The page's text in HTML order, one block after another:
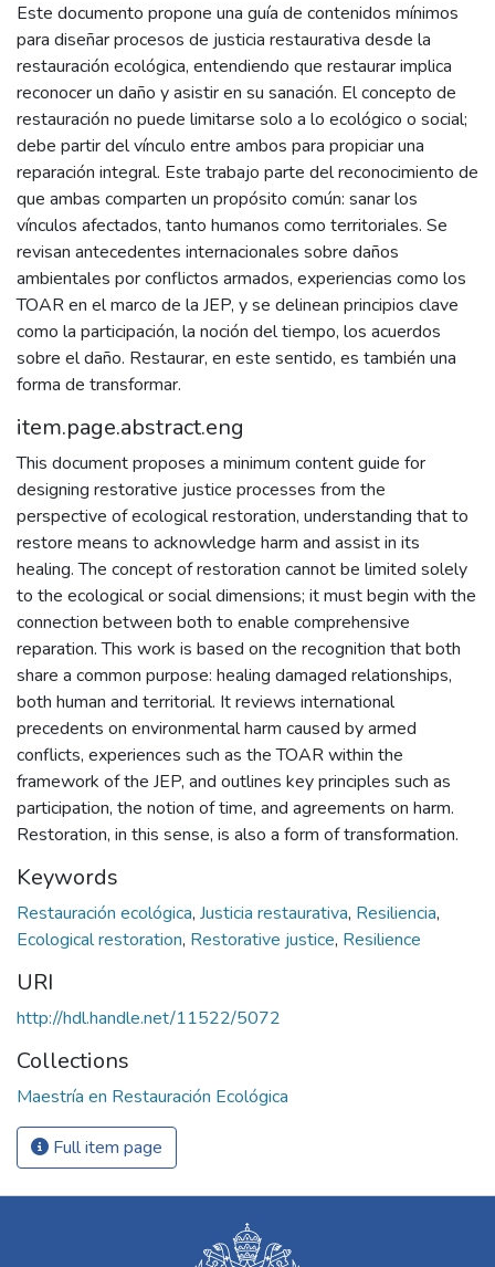
Este documento propone una guía de contenidos mínimos
para diseñar procesos de justicia restaurativa desde la
restauración ecológica, entendiendo que restaurar implica
reconocer un daño y asistir en su sanación. El concepto de
restauración no puede limitarse solo a lo ecológico o social;
debe partir del vínculo entre ambos para propiciar una
reparación integral. Este trabajo parte del reconocimiento de
que ambas comparten un propósito común: sanar los
vínculos afectados, tanto humanos como territoriales. Se
revisan antecedentes internacionales sobre daños
ambientales por conflictos armados, experiencias como los
TOAR en el marco de la JEP, y se delinean principios clave
como la participación, la noción del tiempo, los acuerdos
sobre el daño. Restaurar, en este sentido, es también una
forma de transformar.
item.page.abstract.eng
This document proposes a minimum content guide for
designing restorative justice processes from the
perspective of ecological restoration, understanding that to
restore means to acknowledge harm and assist in its
healing. The concept of restoration cannot be limited solely
to the ecological or social dimensions; it must begin with the
connection between both to enable comprehensive
reparation. This work is based on the recognition that both
share a common purpose: healing damaged relationships,
both human and territorial. It reviews international
precedents on environmental harm caused by armed
conflicts, experiences such as the TOAR within the
framework of the JEP, and outlines key principles such as
participation, the notion of time, and agreements on harm.
Restoration, in this sense, is also a form of transformation.
Keywords
Restauración ecológica, Justicia restaurativa, Resiliencia,
Ecological restoration, Restorative justice, Resilience
URI
http://hdl.handle.net/11522/5072
Collections
Maestría en Restauración Ecológica
Full item page